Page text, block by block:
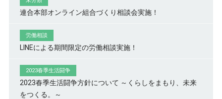
連合本部オンライン組合づくり相談会実施！
労働相談
LINEによる期間限定の労働相談実施！
2023春季生活闘争
2023春季生活闘争方針について ～くらしをまもり、未来
をつくる。～